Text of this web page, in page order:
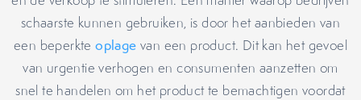
schaarste kunnen gebruiken, is door het aanbieden van
een beperkteoplage van een product. Dit kan het gevoel
van urgentie verhogen en consumenten aanzetten om
snel te handelen om het product te bemachtigen voordat